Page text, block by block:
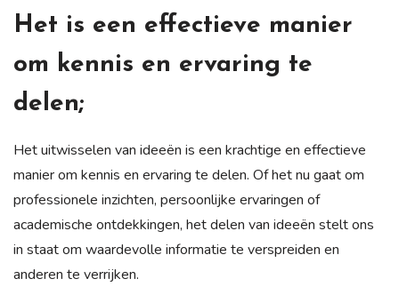
Het is een effectieve manier
om kennis en ervaring te
delen;
Het uitwisselen van ideeën is een krachtige en effectieve
manier om kennis en ervaring te delen. Of het nu gaat om
professionele inzichten, persoonlijke ervaringen of
academische ontdekkingen, het delen van ideeën stelt ons
in staat om waardevolle informatie te verspreiden en
anderen te verrijken.